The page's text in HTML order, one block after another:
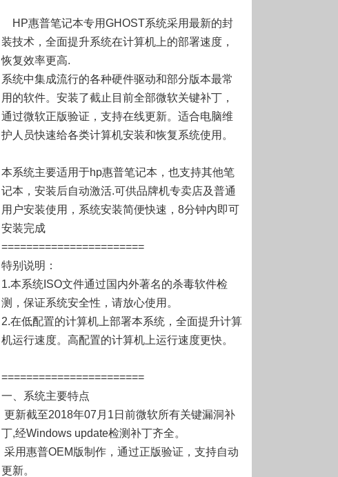
HP惠普笔记本专用GHOST系统采用最新的封
装技术，全面提升系统在计算机上的部署速度，
恢复效率更高.
系统中集成流行的各种硬件驱动和部分版本最常
用的软件。安装了截止目前全部微软关键补丁，
通过微软正版验证，支持在线更新。适合电脑维
护人员快速给各类计算机安装和恢复系统使用。
本系统主要适用于hp惠普笔记本，也支持其他笔
记本，安装后自动激活.可供品牌机专卖店及普通
用户安装使用，系统安装简便快速，8分钟内即可
安装完成
=======================
特别说明：
1.本系统ISO文件通过国内外著名的杀毒软件检
测，保证系统安全性，请放心使用。
2.在低配置的计算机上部署本系统，全面提升计算
机运行速度。高配置的计算机上运行速度更快。
=======================
一、系统主要特点
更新截至2018年07月1日前微软所有关键漏洞补
丁,经Windows update检测补丁齐全。
采用惠普OEM版制作，通过正版验证，支持自动
更新。